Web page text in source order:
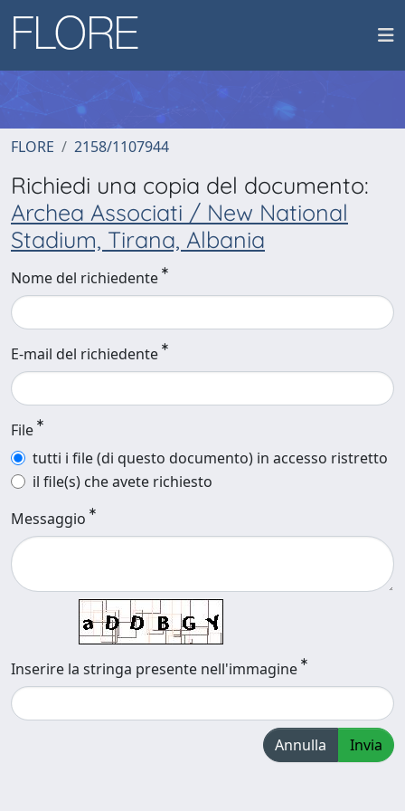
FLORE 2158/1107944
Richiedi una copia del documento:
Archea Associati / New National
Stadium, Tirana, Albania
Nome del richiedente
E-mail del richiedente
File
tutti i file (di questo documento) in accesso ristretto
il file(s) che avete richiesto
Messaggio
Inserire la stringa presente nell'immagine
Annulla Invia